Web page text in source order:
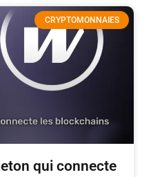
CRYPTOMONNAIES
qui connecte